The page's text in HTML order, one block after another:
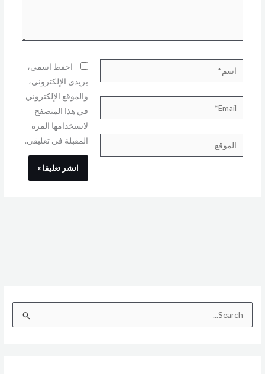
اسم*
Email*
الموقع
احفظ اسمي،
بريدي الإلكتروني،
والموقع الإلكتروني
في هذا المتصفح
لاستخدامها المرة
المقبلة في تعليقي.